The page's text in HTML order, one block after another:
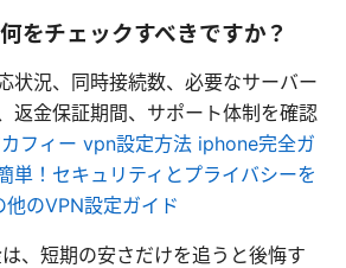
をチェックすべきですか？
状況、同時接続数、必要なサーバー
返金保証期間、サポート体制を確認
フィー vpn設定方法 iphone完全ガ
単！セキュリティとプライバシーを
のVPN設定ガイド
、短期の安さだけを追うと後悔す